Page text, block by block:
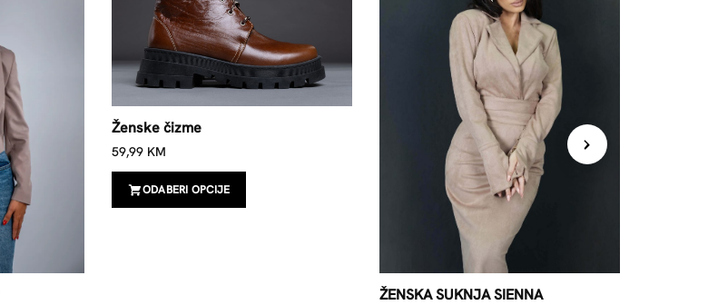
Ženske čizme
59,99 KM
ODABERI OPCIJE
ŽENSKA SUKNJA SIENNA